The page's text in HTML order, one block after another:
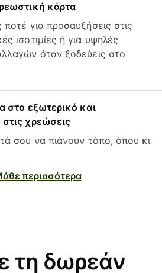
κάρτα
για προσαυξήσεις στις
ισοτιμίες ή για υψηλές
όταν ξοδεύεις στο
στο εξωτερικό και
χρεώσεις
σου να πιάνουν τόπο, όπου κι
περισσότερα
τη δωρεάν